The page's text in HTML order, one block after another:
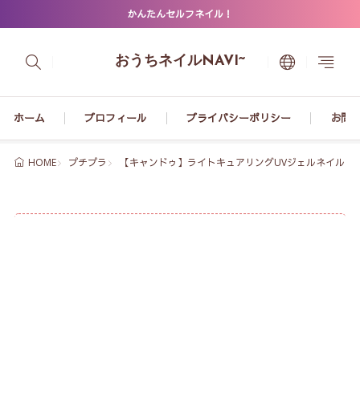
かんたんセルフネイル！
おうちネイルNAVI~
ホーム プロフィール プライバシーポリシー お問
HOME プチプラ 【キャンドゥ】ライトキュアリングUVジェルネイル